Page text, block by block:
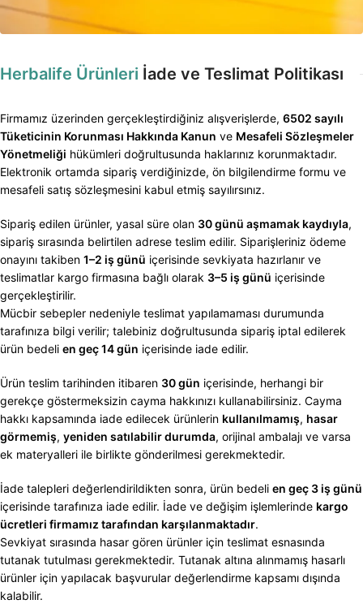
Herbalife Ürünleri İade ve Teslimat Politikası
Firmamız üzerinden gerçekleştirdiğiniz alışverişlerde, 6502 sayılı
Tüketicinin Korunması Hakkında Kanun ve Mesafeli Sözleşmeler
Yönetmeliği hükümleri doğrultusunda haklarınız korunmaktadır.
Elektronik ortamda sipariş verdiğinizde, ön bilgilendirme formu ve
mesafeli satış sözleşmesini kabul etmiş sayılırsınız.
Sipariş edilen ürünler, yasal süre olan 30 günü aşmamak kaydıyla,
sipariş sırasında belirtilen adrese teslim edilir. Siparişleriniz ödeme
onayını takiben 1–2 iş günü içerisinde sevkiyata hazırlanır ve
teslimatlar kargo firmasına bağlı olarak 3–5 iş günü içerisinde
gerçekleştirilir.
Mücbir sebepler nedeniyle teslimat yapılamaması durumunda
tarafınıza bilgi verilir; talebiniz doğrultusunda sipariş iptal edilerek
ürün bedeli en geç 14 gün içerisinde iade edilir.
Ürün teslim tarihinden itibaren 30 gün içerisinde, herhangi bir
gerekçe göstermeksizin cayma hakkınızı kullanabilirsiniz. Cayma
hakkı kapsamında iade edilecek ürünlerin kullanılmamış, hasar
görmemiş, yeniden satılabilir durumda, orijinal ambalajı ve varsa
ek materyalleri ile birlikte gönderilmesi gerekmektedir.
İade talepleri değerlendirildikten sonra, ürün bedeli en geç 3 iş günü
içerisinde tarafınıza iade edilir. İade ve değişim işlemlerinde kargo
ücretleri firmamız tarafından karşılanmaktadır.
Sevkiyat sırasında hasar gören ürünler için teslimat esnasında
tutanak tutulması gerekmektedir. Tutanak altına alınmamış hasarlı
ürünler için yapılacak başvurular değerlendirme kapsamı dışında
kalabilir.